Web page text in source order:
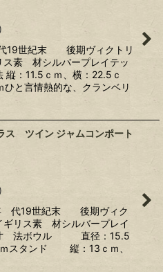
)
世紀末 後期ヴィクトリ
ス素 材シルバープレイテッ
：11.5ｃｍ、横：22.5ｃ
ひと言情熱的な、クランベリ
ス ツイン ジャムコンポート
)
代19世紀末 後期ヴィク
ギリス素 材シルバープレイ
寸 法ボウル 直径：15.5
ｍスタンド 縦：13ｃｍ、